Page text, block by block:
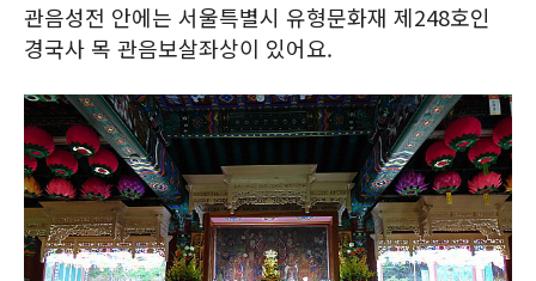
관음성전 안에는 서울특별시 유형문화재 제248호인
경국사 목 관음보살좌상이 있어요.